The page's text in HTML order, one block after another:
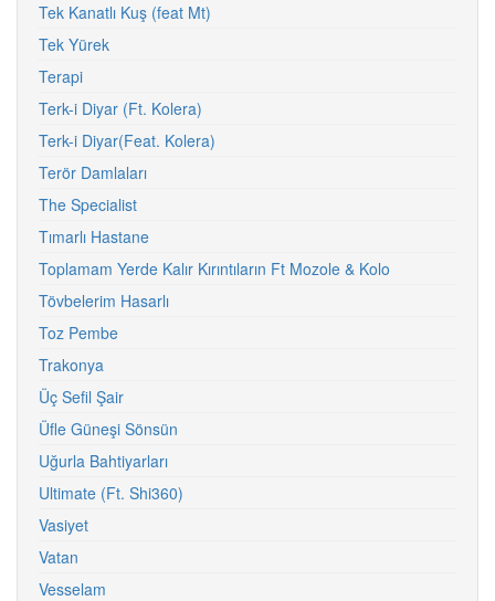
Tek Kanatlı Kuş (feat Mt)
Tek Yürek
Terapi
Terk-i Diyar (Ft. Kolera)
Terk-i Diyar(Feat. Kolera)
Terör Damlaları
The Specialist
Tımarlı Hastane
Toplamam Yerde Kalır Kırıntıların Ft Mozole & Kolo
Tövbelerim Hasarlı
Toz Pembe
Trakonya
Üç Sefil Şair
Üfle Güneşi Sönsün
Uğurla Bahtiyarları
Ultimate (Ft. Shi360)
Vasiyet
Vatan
Vesselam